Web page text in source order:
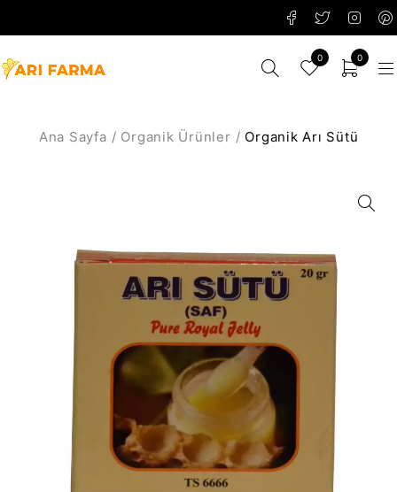
0 0
Ana Sayfa / Organik Ürünler / Organik Arı Sütü